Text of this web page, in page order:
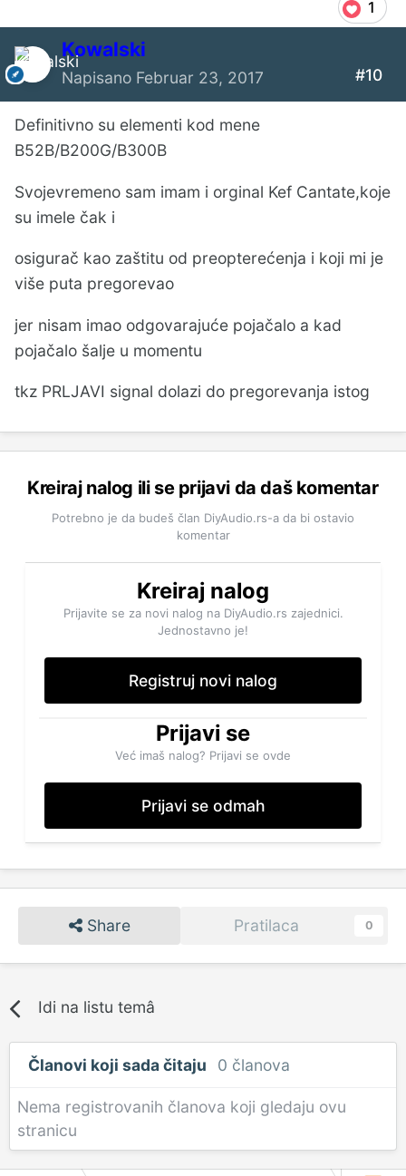
1
Kowalski
Napisano Februar 23, 2017 #10
Definitivno su elementi kod mene
B52B/B200G/B300B
Svojevremeno sam imam i orginal Kef Cantate,koje
su imele čak i
osigurač kao zaštitu od preopterećenja i koji mi je
više puta pregorevao
jer nisam imao odgovarajuće pojačalo a kad
pojačalo šalje u momentu
tkz PRLJAVI signal dolazi do pregorevanja istog
Kreiraj nalog ili se prijavi da daš komentar
Potrebno je da budeš član DiyAudio.rs-a da bi ostavio
komentar
Kreiraj nalog
Prijavite se za novi nalog na DiyAudio.rs zajednici.
Jednostavno je!
Registruj novi nalog
Prijavi se
Već imaš nalog? Prijavi se ovde
Prijavi se odmah
Share Pratilaca 0
Idi na listu temâ
Članovi koji sada čitaju 0 članova
Nema registrovanih članova koji gledaju ovu
stranicu